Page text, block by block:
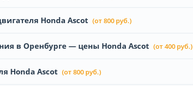
Honda Ascot (от 800 руб.)
в Оренбурге — цены Honda Ascot (от 400 руб.)
Honda Ascot (от 800 руб.)